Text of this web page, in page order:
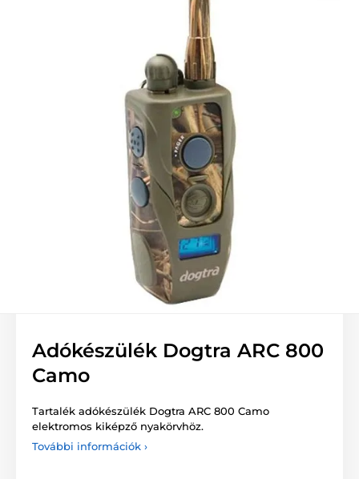
Adókészülék Dogtra ARC 800
Camo
Tartalék adókészülék Dogtra ARC 800 Camo
elektromos kiképző nyakörvhöz.
További információk ›